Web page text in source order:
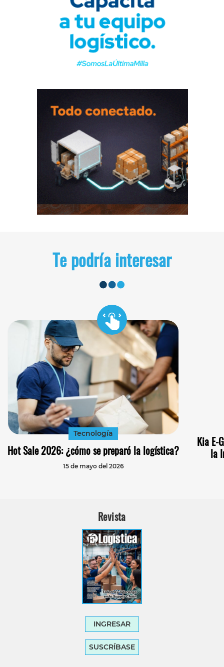
Te podría interesar
Tecnología
Hot Sale 2026: ¿cómo se preparó la logística?
15 de mayo del 2026
Kia E-
la
Revista
INGRESAR
SUSCRÍBASE